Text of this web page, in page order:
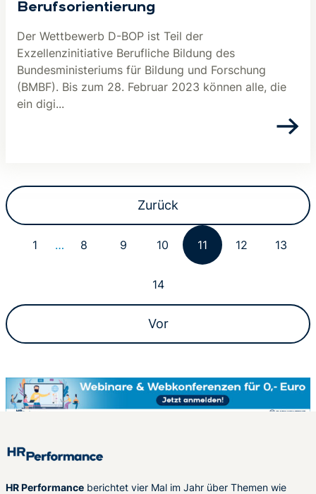
Berufsorientierung
Der Wettbewerb D-BOP ist Teil der
Exzellenzinitiative Berufliche Bildung des
Bundesministeriums für Bildung und Forschung
(BMBF). Bis zum 28. Februar 2023 können alle, die
ein digi...
Zurück
1 … 8 9 10 11 12 13
14
Vor
HR Performance berichtet vier Mal im Jahr über Themen wie